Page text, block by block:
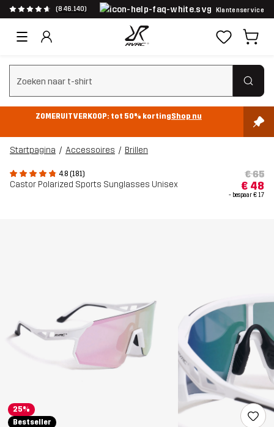
(846.140) Klantenservice
Zoeken wissen
ZOMERUITVERKOOP: tot 50% kortingShop nu
Startpagina Accessoires Brillen
4.8 (181)
Castor Polarized Sports Sunglasses Unisex
€ 65
€ 48
- bespaar€ 17
25%
Bestseller